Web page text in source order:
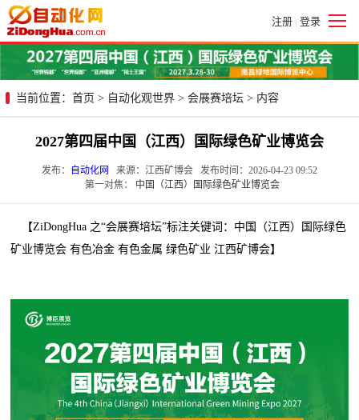
注册 | 登录
当前位置： 首页 > 自动化观世界 > 会展赛培坛 > 内容
2027第四届中国（江西）国际绿色矿业博览会
发布： 自动化网
来源：江西矿博会 发布时间：2026-04-23 09:52
第一对焦：
中国（江西）国际绿色矿业博览会
【ZiDongHua 之“会展赛培坛”标注关键词：中国（江西）国际绿色
矿业博览会 有色冶金 有色金属 绿色矿业 江西矿博会】